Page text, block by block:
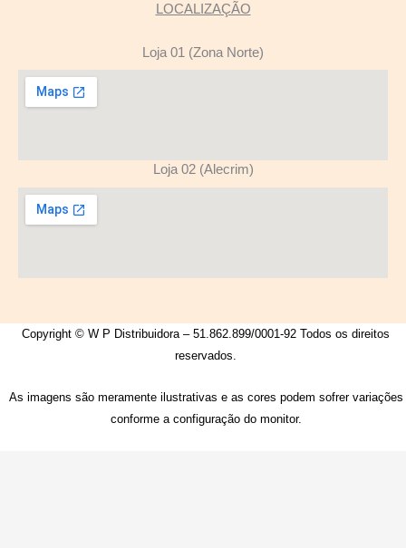
LOCALIZAÇÃO
Loja 01 (Zona Norte)
Loja 02 (Alecrim)
Copyright © W P Distribuidora – 51.862.899/0001-92 Todos os direitos
reservados.
As imagens são meramente ilustrativas e as cores podem sofrer variações
conforme a configuração do monitor.